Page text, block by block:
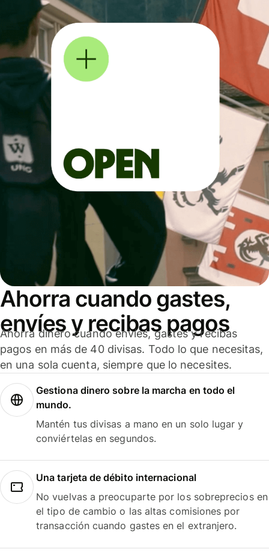
Ahorra cuando gastes,
envíes y recibas pagos
Ahorra dinero cuando envíes, gastes y recibas
pagos en más de 40 divisas. Todo lo que necesitas,
en una sola cuenta, siempre que lo necesites.
Gestiona dinero sobre la marcha en todo el
mundo.
Mantén tus divisas a mano en un solo lugar y
conviértelas en segundos.
Una tarjeta de débito internacional
No vuelvas a preocuparte por los sobreprecios en
el tipo de cambio o las altas comisiones por
transacción cuando gastes en el extranjero.